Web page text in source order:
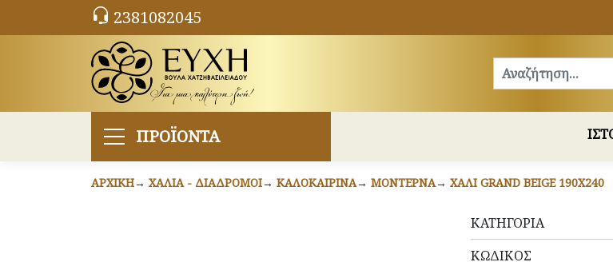
2381082045
ΠΡΟΪΟΝΤΑ
ΑΡΧΙΚΉ ΧΑΛΙΆ - ΔΙΆΔΡΟΜΟΙ ΚΑΛΟΚΑΙΡΙΝΆ ΜΟΝΤΈΡΝΑ ΧΑΛΊ GRAND BEIGE 190X240
ΚΑΤΗΓΟΡΊΑ
ΚΩΔΙΚΌΣ